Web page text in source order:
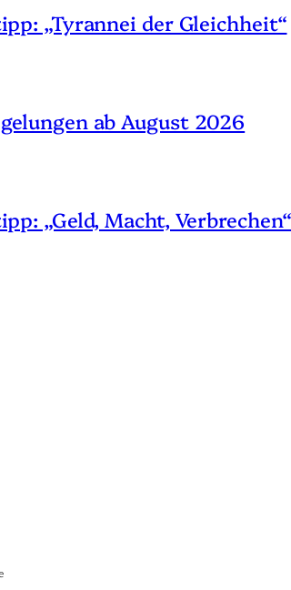
„Tyrannei der Gleichheit“
ab August 2026
„Geld, Macht, Verbrechen“